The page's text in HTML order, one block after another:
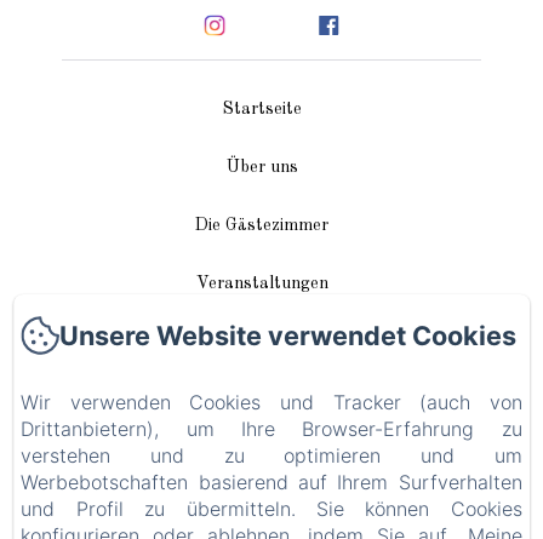
Startseite
Über uns
Die Gästezimmer
Veranstaltungen
In unserer Nähe
Anreise / Kontakt
Plan du site
Blog
Unsere Website verwendet Cookies
Wir verwenden Cookies und Tracker (auch von
Drittanbietern), um Ihre Browser-Erfahrung zu
verstehen und zu optimieren und um
Werbebotschaften basierend auf Ihrem Surfverhalten
und Profil zu übermitteln. Sie können Cookies